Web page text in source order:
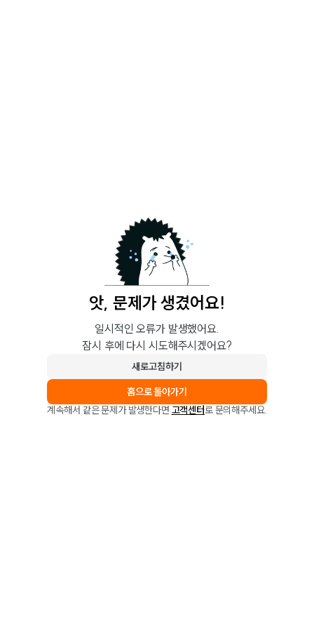
앗, 문제가 생겼어요!
일시적인 오류가 발생했어요.
잠시 후에 다시 시도해주시겠어요?
새로고침하기
홈으로 돌아가기
계속해서 같은 문제가 발생한다면 고객센터로 문의해주세요.